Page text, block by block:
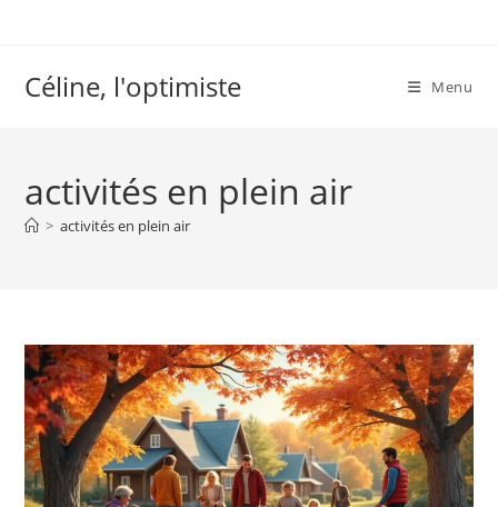
Céline, l'optimiste Menu
activités en plein air
> activités en plein air